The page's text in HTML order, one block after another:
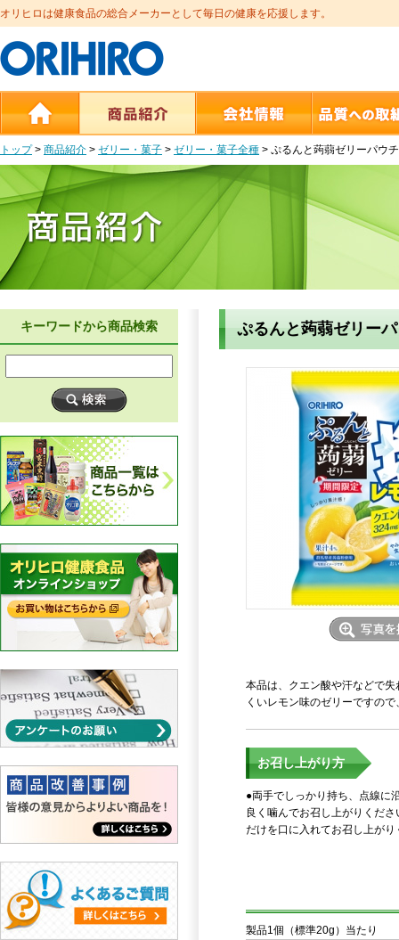
オリヒロは健康食品の総合メーカーとして毎日の健康を応援します。
トップ> 商品紹介 > ゼリー・菓子 > ゼリー・菓子全種 > ぷるんと蒟蒻ゼリーパウ
キーワードから商品検索 ぷるんと蒟蒻ゼリー
本品は、クエン酸や汗などで
くいレモン味のゼリーですの
お召し上がり方
●両手でしっかり持ち、点線に
良く噛んでお召し上がりくだ
だけを口に入れてお召し上がり
製品1個（標準20g）当たり